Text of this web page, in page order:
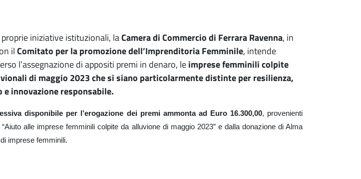
iniziative istituzionali, laCamera di Commercio di Ferrara Ravenna, in
ilComitato per la promozione dell’Imprenditoria Femminile, intende
l’assegnazione di appositi premi in denaro, leimprese femminili colpite
di maggio 2023 che si siano particolarmente distinte per resilienza,
innovazione responsabile.
disponibile per l’erogazione dei premi ammonta ad Euro 16.300,00, provenienti
alle imprese femminili colpite da alluvione di maggio 2023” e dalla donazione di Alma
imprese femminili.